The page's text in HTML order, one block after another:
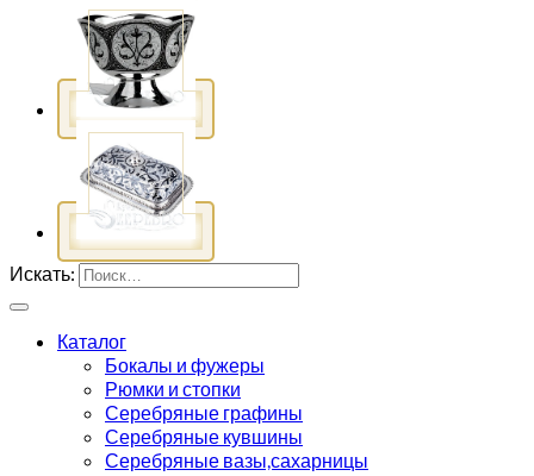
Искать:
Каталог
Бокалы и фужеры
Рюмки и стопки
Серебряные графины
Серебряные кувшины
Серебряные вазы,сахарницы